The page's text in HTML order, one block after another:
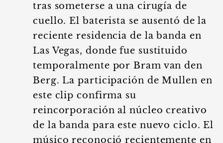
tras someterse a una cirugía de
cuello. El baterista se ausentó de la
reciente residencia de la banda en
Las Vegas, donde fue sustituido
temporalmente por Bram van den
Berg. La participación de Mullen en
este clip confirma su
reincorporación al núcleo creativo
de la banda para este nuevo ciclo. El
músico reconoció recientemente en